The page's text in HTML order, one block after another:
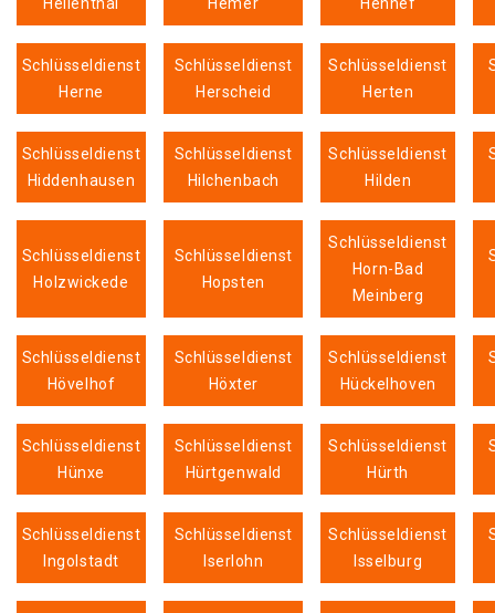
Schlüsseldienst
Herne
Schlüsseldienst
Herscheid
Schlüsseldienst
Herten
Schlüsseldienst
Hiddenhausen
Schlüsseldienst
Hilchenbach
Schlüsseldienst
Hilden
Schlüsseldienst
Holzwickede
Schlüsseldienst
Hopsten
Schlüsseldienst
Horn-Bad
Meinberg
Schlüsseldienst
Hövelhof
Schlüsseldienst
Höxter
Schlüsseldienst
Hückelhoven
Schlüsseldienst
Hünxe
Schlüsseldienst
Hürtgenwald
Schlüsseldienst
Hürth
Schlüsseldienst
Ingolstadt
Schlüsseldienst
Iserlohn
Schlüsseldienst
Isselburg